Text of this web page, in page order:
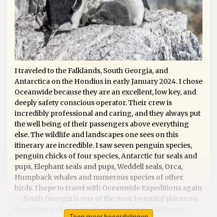
I traveled to the Falklands, South Georgia, and
Antarctica on the Hondius in early January 2024. I chose
Oceanwide because they are an excellent, low key, and
deeply safety conscious operator. Their crew is
incredibly professional and caring, and they always put
the well being of their passengers above everything
else. The wildlife and landscapes one sees on this
itinerary are incredible. I saw seven penguin species,
penguin chicks of four species, Antarctic fur seals and
pups, Elephant seals and pups, Weddell seals, Orca,
Humpback whales and numerous species of other
birds. I hope to travel with Oceanwide Expeditions again
-- South Georgia is one of the most beautiful places on
the planet and I want to see more of it in a different